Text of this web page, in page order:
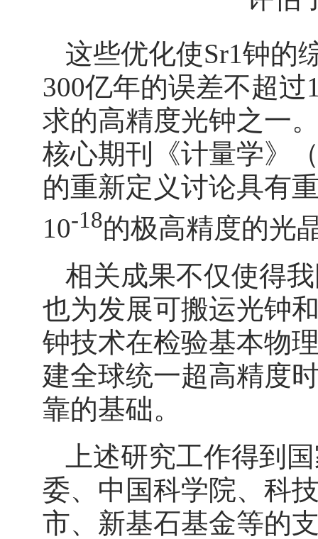
这些优化使Sr1钟的
300亿年的误差不超
求的高精度光钟之一
核心期刊《计量学》
的重新定义讨论具有
10-18的极高精度的光
相关成果不仅使得
也为发展可搬运光钟
钟技术在检验基本物
建全球统一超高精度
靠的基础。
上述研究工作得到
委、中国科学院、科
市、新基石基金等的